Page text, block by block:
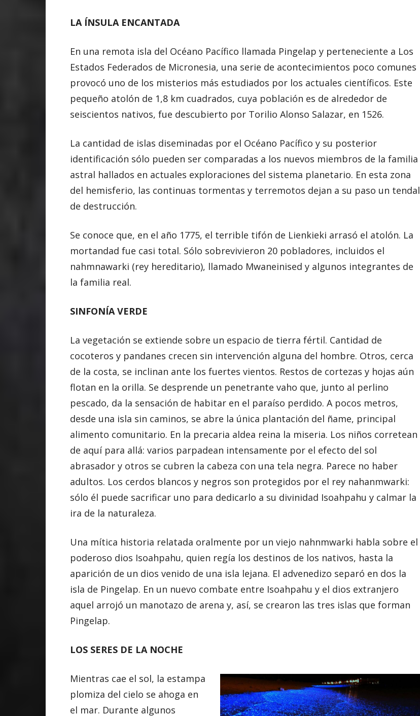
LA ÍNSULA ENCANTADA
En una remota isla del Océano Pacífico llamada Pingelap y perteneciente a Los
Estados Federados de Micronesia, una serie de acontecimientos poco comunes
provocó uno de los misterios más estudiados por los actuales científicos. Este
pequeño atolón de 1,8 km cuadrados, cuya población es de alrededor de
seiscientos nativos, fue descubierto por Torilio Alonso Salazar, en 1526.
La cantidad de islas diseminadas por el Océano Pacífico y su posterior
identificación sólo pueden ser comparadas a los nuevos miembros de la familia
astral hallados en actuales exploraciones del sistema planetario. En esta zona
del hemisferio, las continuas tormentas y terremotos dejan a su paso un tendal
de destrucción.
Se conoce que, en el año 1775, el terrible tifón de Lienkieki arrasó el atolón. La
mortandad fue casi total. Sólo sobrevivieron 20 pobladores, incluidos el
nahmnawarki (rey hereditario), llamado Mwaneinised y algunos integrantes de
la familia real.
SINFONÍA VERDE
La vegetación se extiende sobre un espacio de tierra fértil. Cantidad de
cocoteros y pandanes crecen sin intervención alguna del hombre. Otros, cerca
de la costa, se inclinan ante los fuertes vientos. Restos de cortezas y hojas aún
flotan en la orilla. Se desprende un penetrante vaho que, junto al perlino
pescado, da la sensación de habitar en el paraíso perdido. A pocos metros,
desde una isla sin caminos, se abre la única plantación del ñame, principal
alimento comunitario. En la precaria aldea reina la miseria. Los niños corretean
de aquí para allá: varios parpadean intensamente por el efecto del sol
abrasador y otros se cubren la cabeza con una tela negra. Parece no haber
adultos. Los cerdos blancos y negros son protegidos por el rey nahanmwarki:
sólo él puede sacrificar uno para dedicarlo a su divinidad Isoahpahu y calmar la
ira de la naturaleza.
Una mítica historia relatada oralmente por un viejo nahnmwarki habla sobre el
poderoso dios Isoahpahu, quien regía los destinos de los nativos, hasta la
aparición de un dios venido de una isla lejana. El advenedizo separó en dos la
isla de Pingelap. En un nuevo combate entre Isoahpahu y el dios extranjero
aquel arrojó un manotazo de arena y, así, se crearon las tres islas que forman
Pingelap.
LOS SERES DE LA NOCHE
Mientras cae el sol, la estampa
plomiza del cielo se ahoga en
el mar. Durante algunos